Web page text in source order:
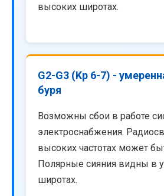
высоких широтах.
G2-G3 (Kp 6-7) -
буря
Возможны сбои в работе
электроснабжения.
высоких частотах может
Полярные сияния видны в
широтах.